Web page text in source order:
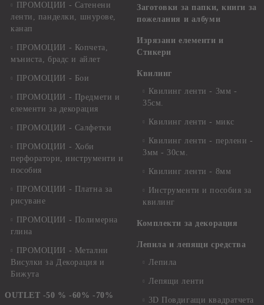
ПРОМОЦИИ - Сатенени
ленти, панделки, шнурове,
канап
ПРОМОЦИИ - Копчета,
мъниста, брадс и айлет
ПРОМОЦИИ - Бои
ПРОМОЦИИ - Предмети и
елементи за декорация
ПРОМОЦИИ - Салфетки
ПРОМОЦИИ - Хоби
перфоратори, инструменти и
пособия
ПРОМОЦИИ - Платна за
рисуване
ПРОМОЦИИ - Полимерна
глина
ПРОМОЦИИ - Метални
Висулки за Декорация и
Бижута
OUTLET -50 % -60% -70%
Заготовки за папки, книги за
пожелания и албуми
Изрязани елементи и
Стикери
Квилинг
Квилинг ленти - 3мм -
35см.
Квилинг ленти - микс
Квилинг ленти - перлени -
3мм - 30см.
Квилинг ленти - 8мм
Инструменти и пособия за
квилинг
Комплекти за декорация
Лепила и лепящи средства
Лепила
Лепящи ленти
3D Повдигащи квадратчета